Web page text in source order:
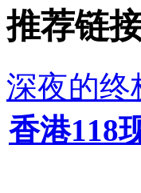
推荐链
深夜的终
香港118